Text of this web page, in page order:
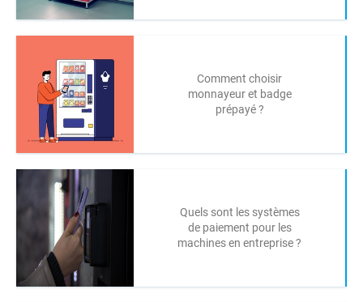
Comment choisir
monnayeur et badge
prépayé ?
Quels sont les systèmes
de paiement pour les
machines en entreprise ?